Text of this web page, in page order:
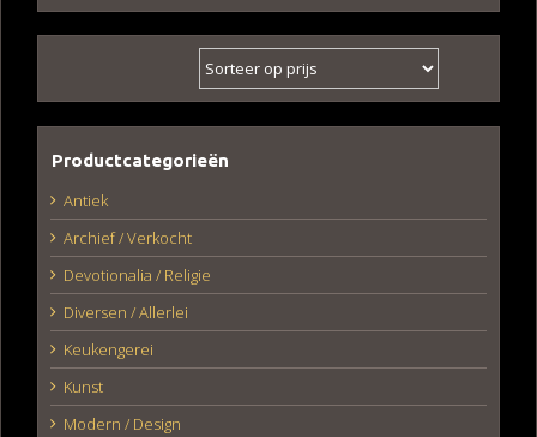
Productcategorieën
Antiek
Archief / Verkocht
Devotionalia / Religie
Diversen / Allerlei
Keukengerei
Kunst
Modern / Design